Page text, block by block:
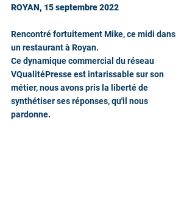
ROYAN, 15 septembre 2022
Rencontré fortuitement Mike, ce midi dans
un restaurant à Royan.
Ce dynamique commercial du réseau
VQualitéPresse est intarissable sur son
métier, nous avons pris la liberté de
synthétiser ses réponses, qu'il nous
pardonne.